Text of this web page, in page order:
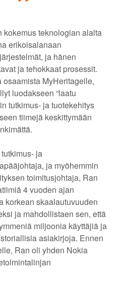
kokemus teknologian alalta
erikoisalanaan
ja hänen
ja tehokkaat prosessit.
MyHeritagelle,
luodakseen “laatu
tutkimus- ja tuotekehitys
tiimejä keskittymään
ja
ja myöhemmin
toimitusjohtaja, Ran
4 vuoden ajan
korkean skaalautuvuuden
ja mahdollistaen sen, että
miljoonia käyttäjiä ja
asiakirjoja. Ennen
Ran oli yhden Nokia